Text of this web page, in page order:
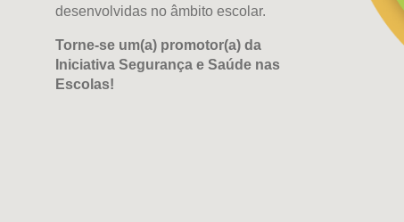
desenvolvidas no âmbito escolar.
Torne-se um(a) promotor(a) da
Iniciativa Segurança e Saúde nas
Escolas!